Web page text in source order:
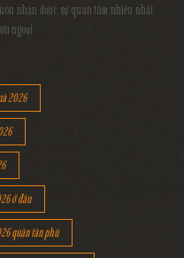
nhận được sự quan tâm nhiều nhất
ngoại
2026
ở đâu
quận tân phú